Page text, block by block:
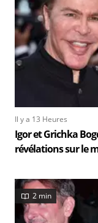
Il y a 13 Heures
Igor et Grichka
révélations sur le
2 min